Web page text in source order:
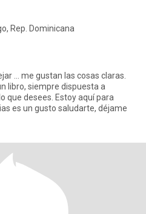
Rep. Dominicana
... me gustan las cosas claras.
libro, siempre dispuesta a
Estoy aquí para
es un gusto saludarte, déjame